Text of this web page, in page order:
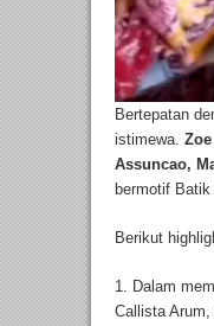
Bertepatan
istimewa.
Assuncao,
bermotif
Berikut
1. Dalam
Callista